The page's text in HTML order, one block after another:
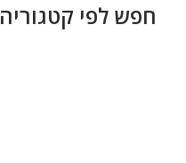
חפש לפי קטגוריה